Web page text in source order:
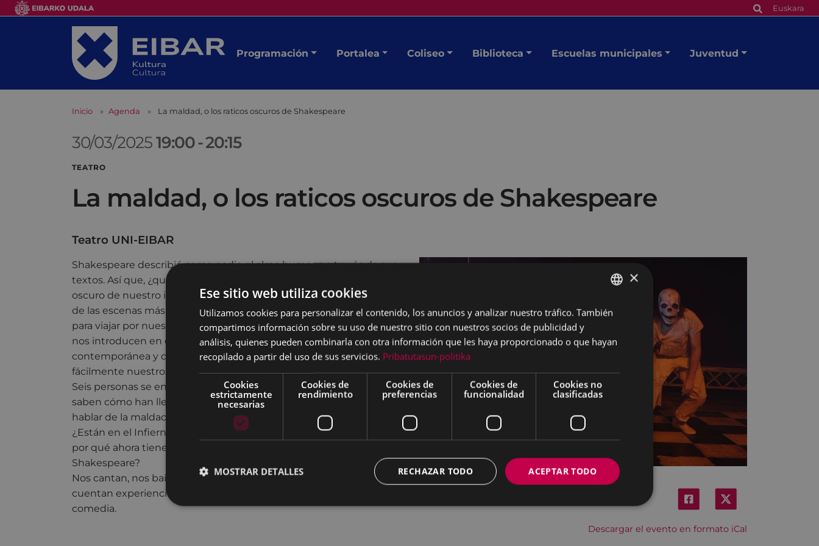
Euskara
Programación Portalea Coliseo Biblioteca Escuelas municipales Juventud
Inicio Agenda La maldad, o los raticos oscuros de Shakespeare
30/03/202519:00-20:15
TEATRO
La maldad, o los raticos oscuros de Shakespeare
Teatro UNI-EIBAR
Descargar el evento en formato iCal
Shakespeare describió como nadie el alma humana a través de sus
textos. Así que, ¿quién mejor que él para hablarnos de lo más
oscuro de nuestro interior?. Los 7 vicios capitales junto con algunas
de las escenas más perversas de Shakespeare nos sirven de guía
para viajar por nuestro lado maligno. Shylock, Lady Macbeth o Yago
nos introducen en el universo maligno de una forma
contemporánea y divertida, en la que podemos reconocer
fácilmente nuestros propios vicios… esos que todos poseemos.
Seis personas se encuentran en lo que parece ser un teatro. No
saben cómo han llegado hasta allí, pero sí lo que tienen que hacer:
hablar de la maldad.
¿Están en el Infierno? ¿Las puertas del Infierno? No importa. ¿Pero
por qué ahora tienen nombres de personajes malvados de
Shakespeare?
Nos cantan, nos bailan, interpretan escenas del bardo inglés y nos
cuentan experiencias personales. Todo bajo el paraguas de la
comedia.
BASQUE
×
Ese sitio web utiliza cookies
Utilizamos cookies para personalizar el contenido, los anuncios y analizar nuestro tráfico. También
compartimos información sobre su uso de nuestro sitio con nuestros socios de publicidad y
análisis, quienes pueden combinarla con otra información que les haya proporcionado o que hayan
recopilado a partir del uso de sus servicios. Pribatutasun-politika
Cookies
estrictamente
necesarias
Cookies de
rendimiento
Cookies de
preferencias
Cookies de
funcionalidad
Cookies no
clasificadas
ACEPTAR TODO
RECHAZAR TODO
MOSTRAR DETALLES